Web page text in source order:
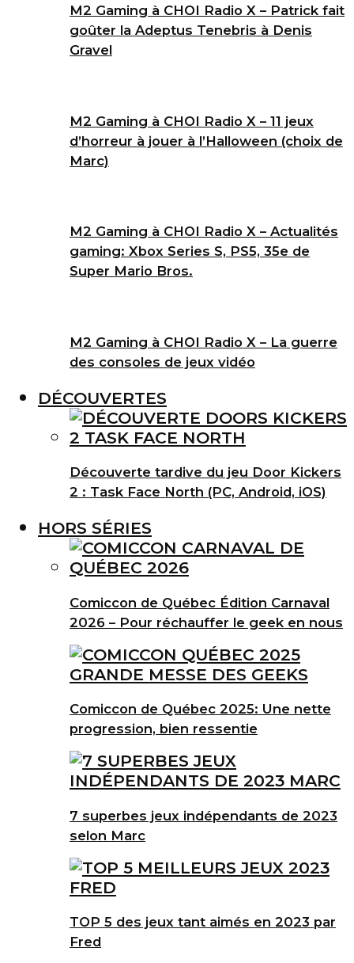
M2 Gaming à CHOI Radio X – Patrick fait
goûter la Adeptus Tenebris à Denis
Gravel
M2 Gaming à CHOI Radio X – 11 jeux
d’horreur à jouer à l’Halloween (choix de
Marc)
M2 Gaming à CHOI Radio X – Actualités
gaming: Xbox Series S, PS5, 35e de
Super Mario Bros.
M2 Gaming à CHOI Radio X – La guerre
des consoles de jeux vidéo
DÉCOUVERTES
Découverte tardive du jeu Door Kickers
2 : Task Face North (PC, Android, iOS)
HORS SÉRIES
Comiccon de Québec Édition Carnaval
2026 – Pour réchauffer le geek en nous
Comiccon de Québec 2025: Une nette
progression, bien ressentie
7 superbes jeux indépendants de 2023
selon Marc
TOP 5 des jeux tant aimés en 2023 par
Fred